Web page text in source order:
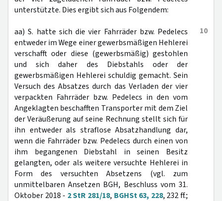
unterstützte. Dies ergibt sich aus Folgendem:
10
aa) S. hatte sich die vier Fahrräder bzw. Pedelecs
entweder im Wege einer gewerbsmäßigen Hehlerei
verschafft oder diese (gewerbsmäßig) gestohlen
und sich daher des Diebstahls oder der
gewerbsmäßigen Hehlerei schuldig gemacht. Sein
Versuch des Absatzes durch das Verladen der vier
verpackten Fahrräder bzw. Pedelecs in den vom
Angeklagten beschafften Transporter mit dem Ziel
der Veräußerung auf seine Rechnung stellt sich für
ihn entweder als straflose Absatzhandlung dar,
wenn die Fahrräder bzw. Pedelecs durch einen von
ihm begangenen Diebstahl in seinen Besitz
gelangten, oder als weitere versuchte Hehlerei in
Form des versuchten Absetzens (vgl. zum
unmittelbaren Ansetzen BGH, Beschluss vom 31.
Oktober 2018 - 2 StR 281/18, BGHSt 63, 228, 232 ff.;